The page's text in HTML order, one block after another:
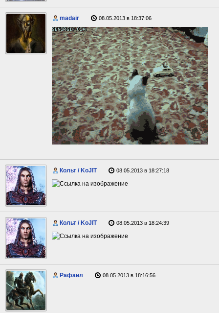
madair 08.05.2013 в 18:37:06
Кольт / KoJIT 08.05.2013 в 18:27:18
Кольт / KoJIT 08.05.2013 в 18:24:39
Рафаил 08.05.2013 в 18:16:56